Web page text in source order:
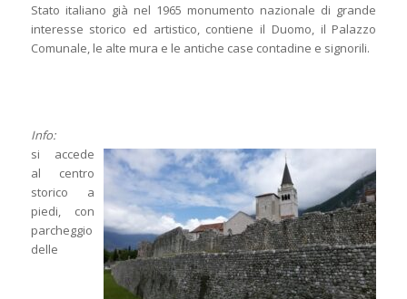
Stato italiano già nel 1965 monumento nazionale di grande
interesse storico ed artistico, contiene il Duomo, il Palazzo
Comunale, le alte mura e le antiche case contadine e signorili.
Info:
si accede
al centro
storico a
piedi, con
parcheggio
delle